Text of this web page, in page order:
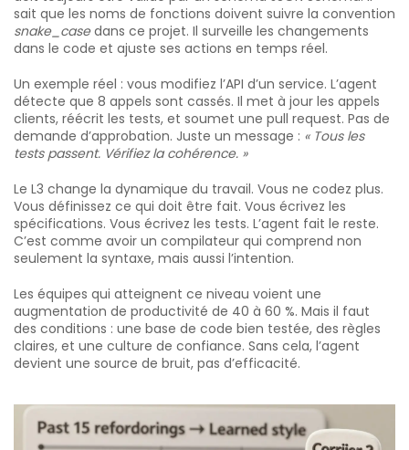
sait que les noms de fonctions doivent suivre la convention
snake_casedans ce projet. Il surveille les changements
dans le code et ajuste ses actions en temps réel.
Un exemple réel : vous modifiez l’API d’un service. L’agent
détecte que 8 appels sont cassés. Il met à jour les appels
clients, réécrit les tests, et soumet une pull request. Pas de
demande d’approbation. Juste un message : « Tous les
tests passent. Vérifiez la cohérence. »
Le L3 change la dynamique du travail. Vous ne codez plus.
Vous définissez ce qui doit être fait. Vous écrivez les
spécifications. Vous écrivez les tests. L’agent fait le reste.
C’est comme avoir un compilateur qui comprend non
seulement la syntaxe, mais aussi l’intention.
Les équipes qui atteignent ce niveau voient une
augmentation de productivité de 40 à 60 %. Mais il faut
des conditions : une base de code bien testée, des règles
claires, et une culture de confiance. Sans cela, l’agent
devient une source de bruit, pas d’efficacité.